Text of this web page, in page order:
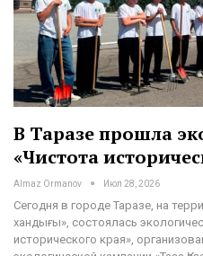
В Таразе прошла
«Чистота
Almaz Ormanov Июл 28, 2026
Сегодня в городе Таразе, на
хандығы», состоялась
исторического края»,